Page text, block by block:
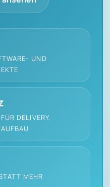
UND
DELIVERY,
MEHR